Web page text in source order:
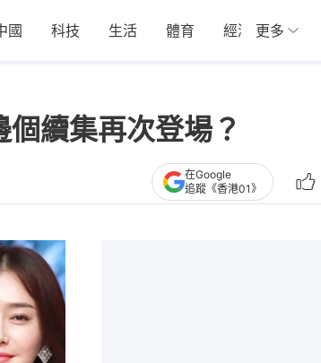
國 科技 生活 體育 經濟 01深圳
更多
續集再次登場？
在Google
追蹤《香港01》